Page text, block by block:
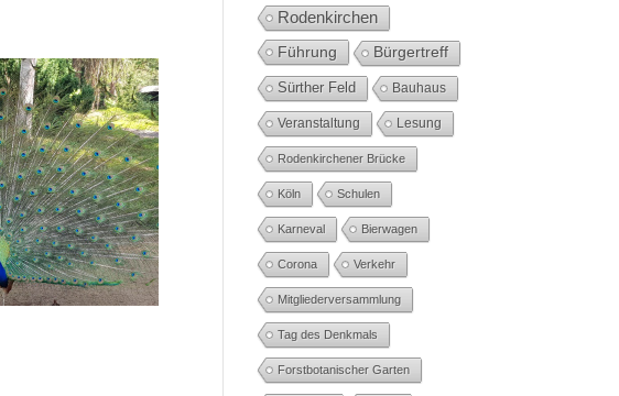
Rodenkirchen
Führung Bürgertreff
Sürther Feld Bauhaus
Veranstaltung Lesung
Rodenkirchener Brücke
Köln Schulen
Karneval Bierwagen
Corona Verkehr
Mitgliederversammlung
Tag des Denkmals
Forstbotanischer Garten